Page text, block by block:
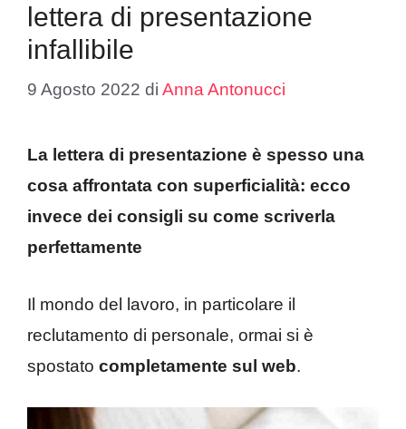
lettera di presentazione
infallibile
9 Agosto 2022 di Anna Antonucci
La lettera di presentazione è spesso una
cosa affrontata con superficialità: ecco
invece dei consigli su come scriverla
perfettamente
Il mondo del lavoro, in particolare il
reclutamento di personale, ormai si è
spostato completamente sul web.